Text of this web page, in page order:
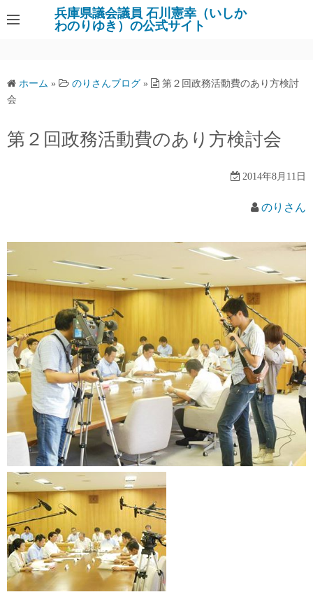
ン
ツ
へ
キ
兵庫県議会議員 石川憲幸（いしか
わのりゆき）の公式サイト
ホーム » のりさんブログ »
第２回政務活動費のあり方検討
会
第２回政務活動費のあり方検討会
2014年8月11日
のりさん